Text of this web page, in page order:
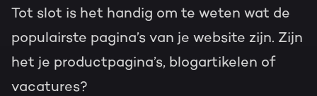
Tot slot is het handig om te weten wat de
populairste pagina’s van je website zijn. Zijn
het je productpagina’s, blogartikelen of
vacatures?